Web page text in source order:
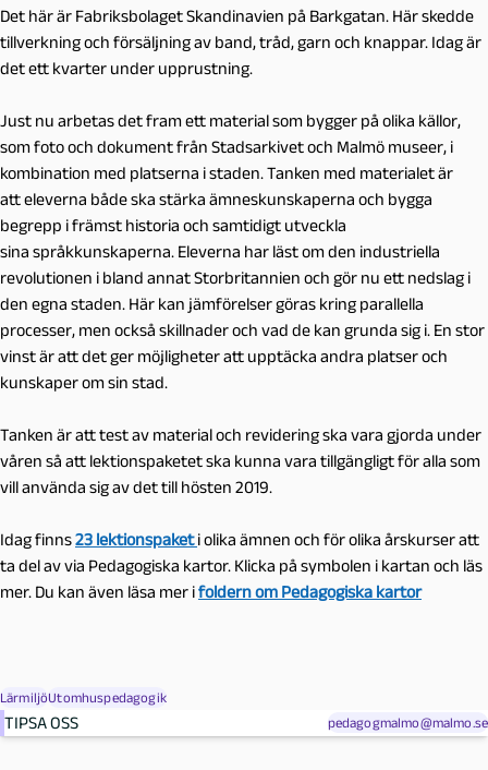
Det här är Fabriksbolaget Skandinavien på Barkgatan. Här skedde
tillverkning och försäljning av band, tråd, garn och knappar. Idag är
det ett kvarter under upprustning.
Just nu arbetas det fram ett material som bygger på olika källor,
som foto och dokument från Stadsarkivet och Malmö museer, i
kombination med platserna i staden. Tanken med materialet är
att eleverna både ska stärka ämneskunskaperna och bygga
begrepp i främst historia och samtidigt utveckla
sina språkkunskaperna. Eleverna har läst om den industriella
revolutionen i bland annat Storbritannien och gör nu ett nedslag i
den egna staden. Här kan jämförelser göras kring parallella
processer, men också skillnader och vad de kan grunda sig i. En stor
vinst är att det ger möjligheter att upptäcka andra platser och
kunskaper om sin stad.
Tanken är att test av material och revidering ska vara gjorda under
våren så att lektionspaketet ska kunna vara tillgängligt för alla som
vill använda sig av det till hösten 2019.
Idag finns23 lektionspaket i olika ämnen och för olika årskurser att
ta del av via Pedagogiska kartor. Klicka på symbolen i kartan och läs
mer. Du kan även läsa mer ifoldern om Pedagogiska kartor
LärmiljöUtomhuspedagogik
TIPSA OSS pedagogmalmo@malmo.se